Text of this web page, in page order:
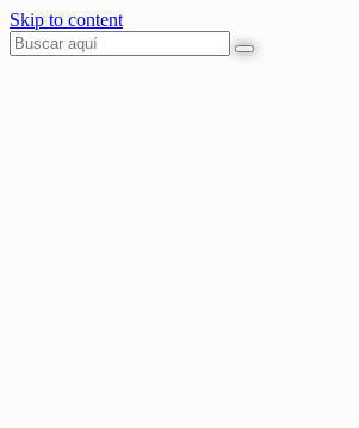
Skip to content